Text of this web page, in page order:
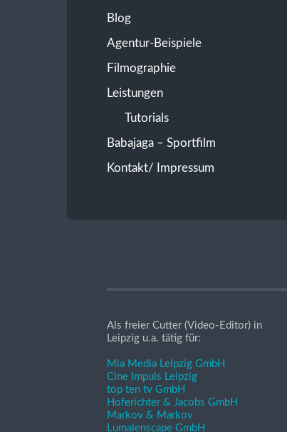
Blog
Agentur-Beispiele
Filmographie
Leistungen
Tutorials
Babajaga – Sportfilm
Kontakt/ Impressum
Als freier Cutter (Video-Editor) in
Leipzig u.a. tätig für:
Mia Media Leipzig GmbH
Cine Impuls Leipzig
top ten tv GmbH
Hoferichter & Jacobs GmbH
Markov & Markov
Lumalenscape GmbH